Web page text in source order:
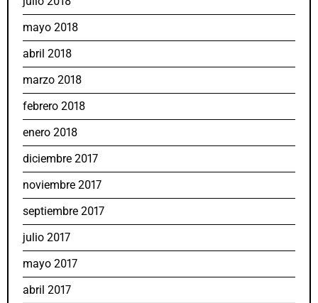
mayo 2018
abril 2018
marzo 2018
febrero 2018
enero 2018
diciembre 2017
noviembre 2017
septiembre 2017
julio 2017
mayo 2017
abril 2017